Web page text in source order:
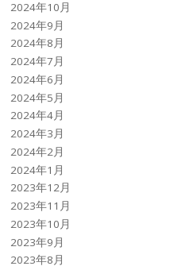
2024年10月
2024年9月
2024年8月
2024年7月
2024年6月
2024年5月
2024年4月
2024年3月
2024年2月
2024年1月
2023年12月
2023年11月
2023年10月
2023年9月
2023年8月